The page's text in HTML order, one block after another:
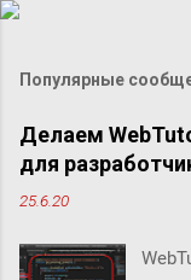
Популярные
Делаем
для
25.6.20